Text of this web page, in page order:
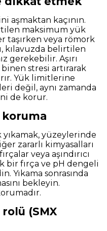
aşmaktan kaçının.
maksimum yük
taşırken veya römork
kılavuzda belirtilen
gerekebilir. Aşırı
stresi artırarak
Yük limitlerine
değil, aynı zamanda
de korur.
yüzeylerinde
zararlı kimyasalları
veya aşındırıcı
bir fırça ve pH dengeli
Yıkama sonrasında
bekleyin.
(SMX